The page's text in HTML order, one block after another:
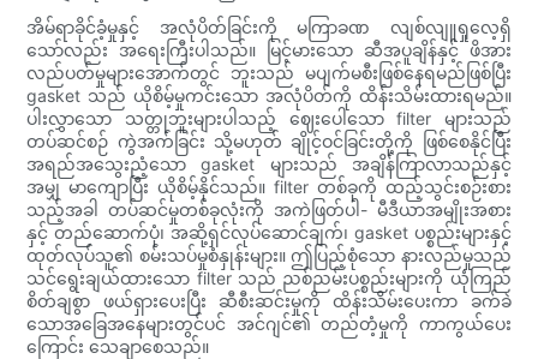
အိမ်ရာခိုင်ခံ့မှုနှင့် အလုံပိတ်ခြင်းကို မကြာခဏ လျစ်လျူရှုလေ့ရှိ
သော်လည်း အရေးကြီးပါသည်။ မြင့်မားသော ဆီအပူချိန်နှင့် ဖိအား
လည်ပတ်မှုများအောက်တွင် ဘူးသည် မပျက်မစီးဖြစ်နေရမည်ဖြစ်ပြီး
gasket သည် ယိုစိမ့်မှုကင်းသော အလုံပိတ်ကို ထိန်းသိမ်းထားရမည်။
ပါးလွှာသော သတ္တုဘူးများပါသည့် ဈေးပေါသော filter များသည်
တပ်ဆင်စဉ် ကွဲအက်ခြင်း သို့မဟုတ် ချိုင့်ဝင်ခြင်းတို့ကို ဖြစ်စေနိုင်ပြီး
အရည်အသွေးညံ့သော gasket များသည် အချိန်ကြာလာသည်နှင့်
အမျှ မာကျောပြီး ယိုစိမ့်နိုင်သည်။ filter တစ်ခုကို ထည့်သွင်းစဉ်းစား
သည့်အခါ တပ်ဆင်မှုတစ်ခုလုံးကို အကဲဖြတ်ပါ- မီဒီယာအမျိုးအစား
နှင့် တည်ဆောက်ပုံ၊ အဆို့ရှင်လုပ်ဆောင်ချက်၊ gasket ပစ္စည်းများနှင့်
ထုတ်လုပ်သူ၏ စမ်းသပ်မှုစံနှုန်းများ။ ဤပြည့်စုံသော နားလည်မှုသည်
သင်ရွေးချယ်ထားသော filter သည် ညစ်ညမ်းပစ္စည်းများကို ယုံကြည်
စိတ်ချစွာ ဖယ်ရှားပေးပြီး ဆီစီးဆင်းမှုကို ထိန်းသိမ်းပေးကာ ခက်ခဲ
သောအခြေအနေများတွင်ပင် အင်ဂျင်၏ တည်တံ့မှုကို ကာကွယ်ပေး
ကြောင်း သေချာစေသည်။